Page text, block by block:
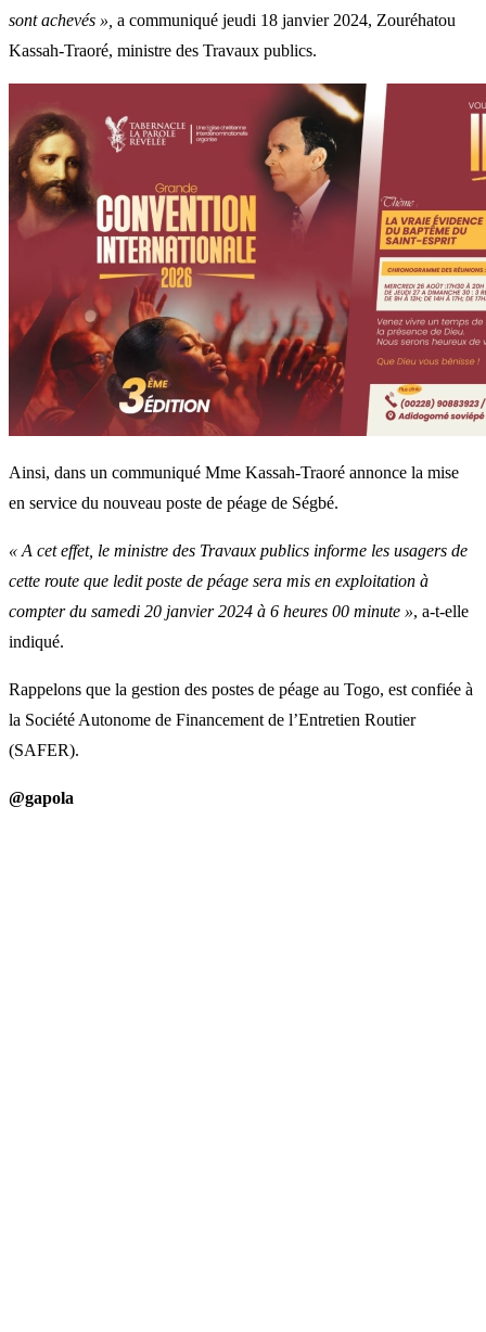
sont achevés », a communiqué jeudi 18 janvier 2024, Zouréhatou
Kassah-Traoré, ministre des Travaux publics.
Ainsi, dans un communiqué Mme Kassah-Traoré annonce la mise
en service du nouveau poste de péage de Ségbé.
« A cet effet, le ministre des Travaux publics informe les usagers de
cette route que ledit poste de péage sera mis en exploitation à
compter du samedi 20 janvier 2024 à 6 heures 00 minute », a-t-elle
indiqué.
Rappelons que la gestion des postes de péage au Togo, est confiée à
la Société Autonome de Financement de l’Entretien Routier
(SAFER).
@gapola